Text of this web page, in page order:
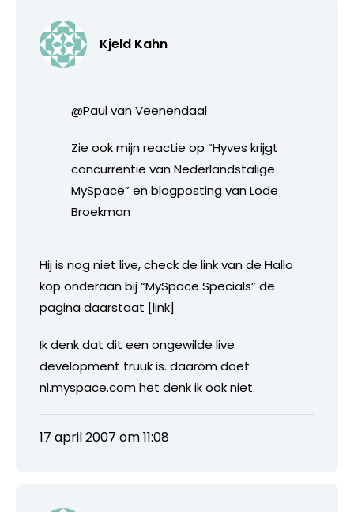
Kjeld Kahn
@Paul van Veenendaal
Zie ook mijn reactie op “Hyves krijgt
concurrentie van Nederlandstalige
MySpace” en blogposting van Lode
Broekman
Hij is nog niet live, check de link van de Hallo
kop onderaan bij “MySpace Specials” de
pagina daarstaat [link]
Ik denk dat dit een ongewilde live
development truuk is. daarom doet
nl.myspace.com het denk ik ook niet.
17 april 2007 om 11:08